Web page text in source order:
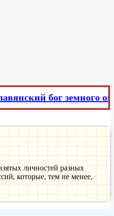
бог земного огня
личностей разных
которые, тем не менее,